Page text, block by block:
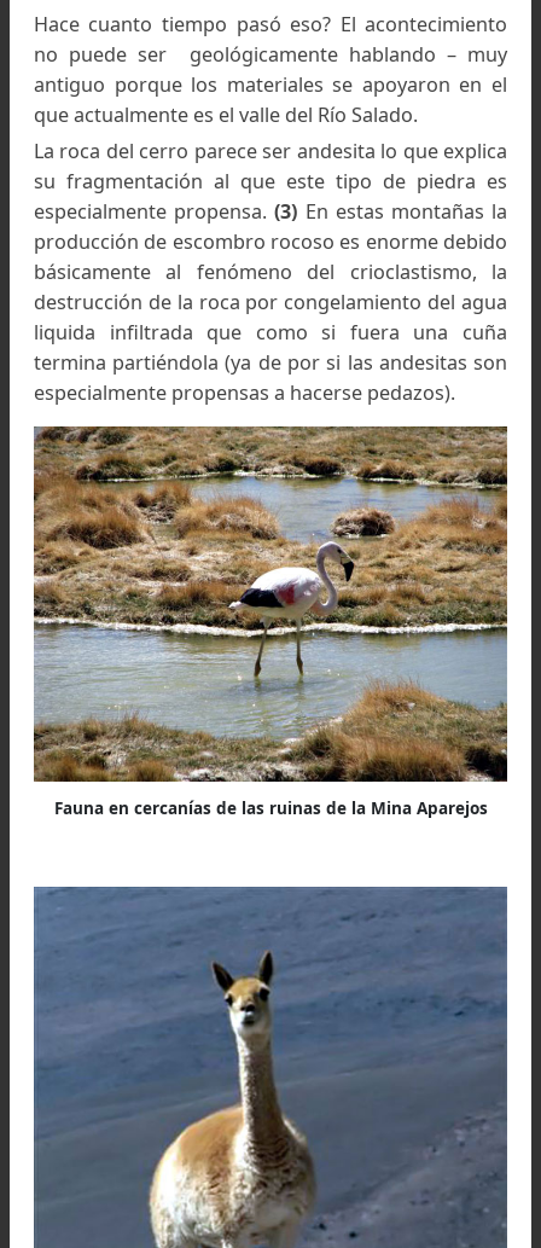
El Gram Bicentenario visto desde las laderas del
del Cerro Cazadero (Walter Penck)
Geografía y paisaje
La primera cuestión relativa al aspecto de
montaña es que es probable que, como
elevaciones de la zona, el GRAM Bicentenario
un volcán. Es decir que la montaña, ese
que sobresale al paisaje y que hoy nos
andinismo, se edificó a partir de la
acumulación de materiales.
Hace cuanto tiempo pasó eso? El
no puede ser geológicamente hablando –
antiguo porque los materiales se apoyaron
que actualmente es el valle del Río Salado.
La roca del cerro parece ser andesita lo que
su fragmentación al que este tipo de piedra
especialmente propensa.(3)En estas
producción de escombro rocoso es enorme
básicamente al fenómeno del
destrucción de la roca por congelamiento del
termina partiéndola (ya de por si las andesitas
especialmente propensas a hacerse pedazos).